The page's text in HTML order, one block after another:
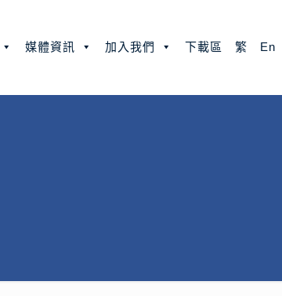
媒體資訊 加入我們 下載區 繁 En